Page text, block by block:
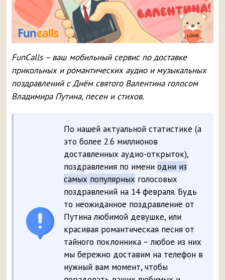
FunCalls – ваш мобильный сервис по доставке
прикольных и романтических аудио и музыкальных
поздравлений с Днём святого Валентина голосом
Владимира Путина, песен и стихов.
По нашей актуальной статистике (а
это более 2.6 миллионов
доставленных аудио-открыток),
поздравления по имениодни из
самых популярных голосовых
поздравлений на 14 февраля. Будь
то неожиданное поздравление от
Путина любимой девушке, или
красивая романтическая песня от
тайного поклонника – любое из них
мы бережно доставим на телефон в
нужный вам момент, чтобы